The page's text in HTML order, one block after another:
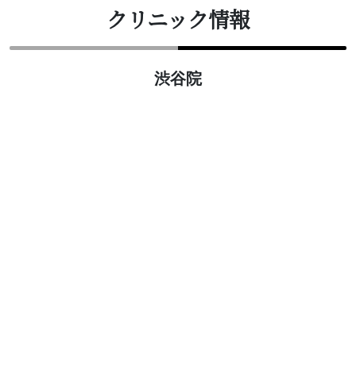
クリニック情報
渋谷院